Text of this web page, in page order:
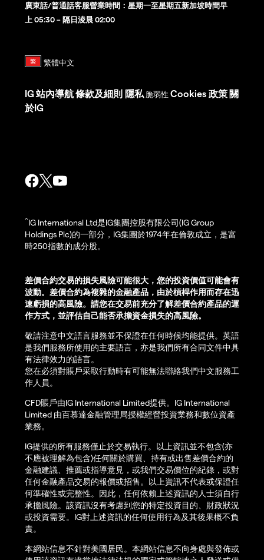
廣東話/普通話客服營業時間：星期一至星期五新加坡時間早
上 05:30 – 隔日淩晨 02:00
IG 站內導航條款及細則 隱私 脆弱性 Cookies 政策 關
於IG
^IG International Ltd是IG集團控股有限公司(IG Group
Holdings Plc)的一部分，IG集團於1974年在倫敦成立，是富
時250指數的成分股。
差價合約交易的損失風險可能很大，您的投資價值可能會有
波動。差價合約為複雜的金融產品，由於槓桿作用而存在迅
速虧損的高風險。請您在交易前充分了解差價合約產品的運
作方式，並評估自己能否承擔資金損失的高風險。
敬請注意中文語言服務並不保證在任何時候均能提供。英語
是我們服務所使用的主要語言，亦是我們所有合同文件中具
有法律效力的語言。
您在必須對賬戶采取行動時有可能無法聯絡我們中文服務工
作人員。
CFD賬戶由IG International Limited提供。IG International
Limited 由百慕達金融管理局授權經營投資業務和數位資產
業務。
IG提供的所有服務僅止於交易執行。以上資訊並不包含(亦
不應被理解為包含)任何關於購買、持有或出售差價合約的
金融建議、推薦或指導意見，或我們交易價位的紀錄，或對
任何金融產品交易的報價或招售。以上資訊不代表或保證任
何準確性或完整性。因此，任何依賴上述資訊的人士須自行
承擔風險。該資訊沒有考慮到您的特定投資目的、財政狀況
或投資需要。IG對上述資訊的任何使用行為及其後果概不負
責。
本網站信息不針對美國居民。本網站信息不向身處與發佈或